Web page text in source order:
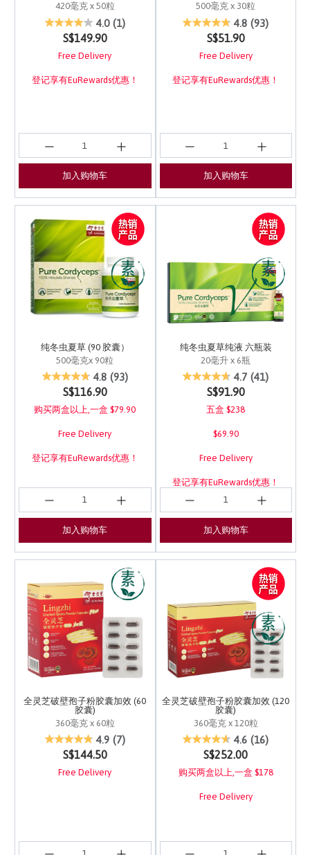
420毫克 x 50粒
5 out of 5 Customer Rating
4.0 (1)
S$149.90
Free Delivery
登记享有EuRewards优惠！
加入购物车
500毫克 x 30粒
4.2 out of 5 Customer
4.8 (93)
S$51.90
Free Delivery
登记享有EuRewards优惠！
加入购物车
纯冬虫夏草 (90 胶囊）
500毫克x 90粒
4.9 out of 5 Customer Rating
4.8 (93)
S$116.90
购买两盒以上,一盒 $79.90
Free Delivery
登记享有EuRewards优惠！
加入购物车
纯冬虫夏草纯液 六瓶装
20毫升 x 6瓶
4.2 out of 5 Customer
4.7 (41)
S$91.90
五盒 $238
$69.90
Free Delivery
登记享有EuRewards优惠！
加入购物车
全灵芝破壁孢子粉胶囊加效 (60
胶囊)
360毫克 x 60粒
4.2 out of 5 Customer Rating
4.9 (7)
S$144.50
Free Delivery
全灵芝破壁孢子粉胶囊加效 (120
胶囊)
360毫克 x 120粒
5 out of 5 Customer
4.6 (16)
S$252.00
购买两盒以上,一盒 $178
Free Delivery